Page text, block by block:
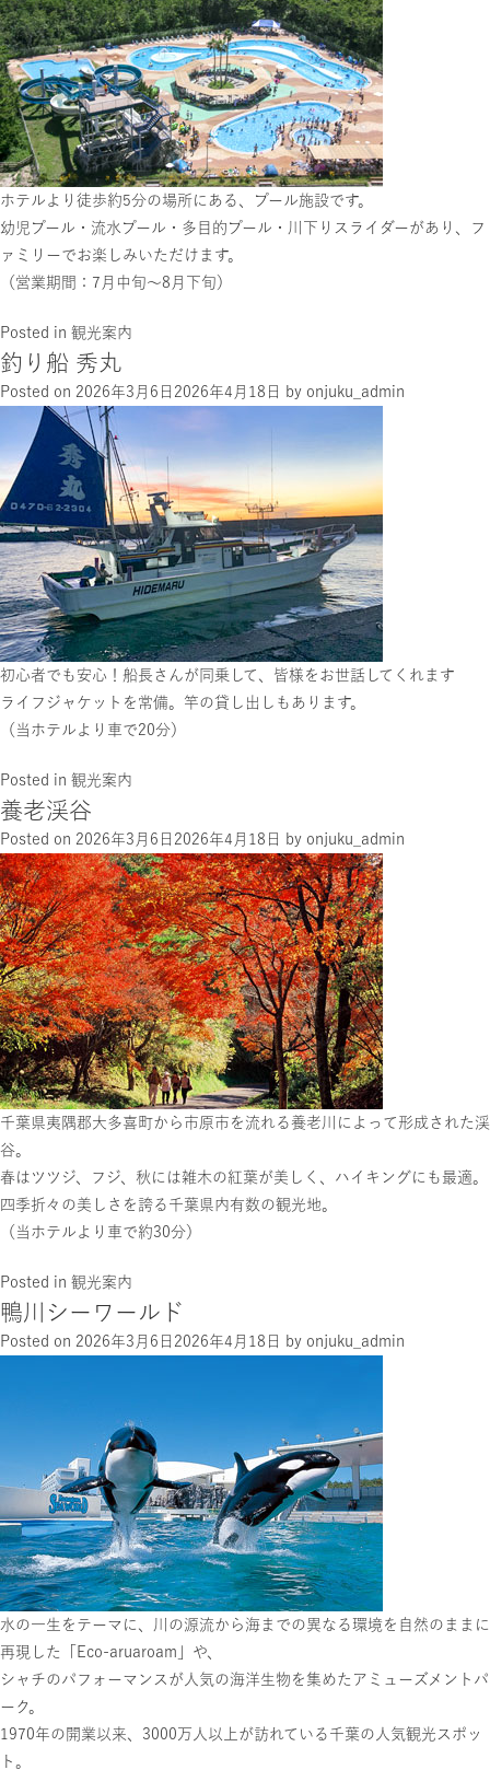
ホテルより徒歩約5分の場所にある、プール施設です。
幼児プール・流水プール・多目的プール・川下りスライダーがあり、フ
ァミリーでお楽しみいただけます。
（営業期間：7月中旬～8月下旬）
Posted in 観光案内
釣り船 秀丸
Posted on 2026年3月6日 2026年4月18日 by onjuku_admin
初心者でも安心！船長さんが同乗して、皆様をお世話してくれます
ライフジャケットを常備。竿の貸し出しもあります。
（当ホテルより車で20分）
Posted in 観光案内
養老渓谷
Posted on 2026年3月6日 2026年4月18日 by onjuku_admin
千葉県夷隅郡大多喜町から市原市を流れる養老川によって形成された渓
谷。
春はツツジ、フジ、秋には雑木の紅葉が美しく、ハイキングにも最適。
四季折々の美しさを誇る千葉県内有数の観光地。
（当ホテルより車で約30分）
Posted in 観光案内
鴨川シーワールド
Posted on 2026年3月6日 2026年4月18日 by onjuku_admin
水の一生をテーマに、川の源流から海までの異なる環境を自然のままに
再現した「Eco-aruaroam」や、
シャチのパフォーマンスが人気の海洋生物を集めたアミューズメントパ
ーク。
1970年の開業以来、3000万人以上が訪れている千葉の人気観光スポッ
ト。